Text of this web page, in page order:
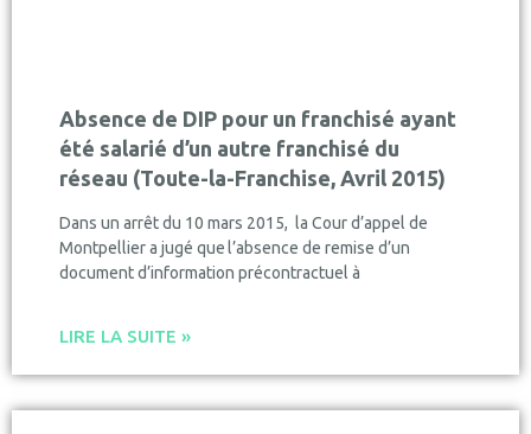
Absence de DIP pour un franchisé ayant
été salarié d’un autre franchisé du
réseau (Toute-la-Franchise, Avril 2015)
Dans un arrêt du 10 mars 2015, la Cour d’appel de
Montpellier a jugé que l’absence de remise d’un
document d’information précontractuel à
LIRE LA SUITE »